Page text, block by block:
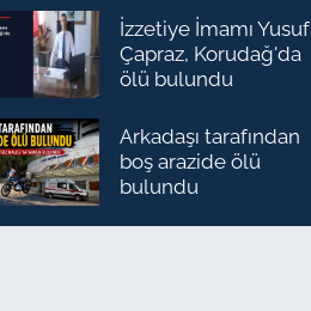
İzzetiye İmamı Yusuf
Çapraz, Korudağ'da
ölü bulundu
Arkadaşı tarafından
boş arazide ölü
bulundu